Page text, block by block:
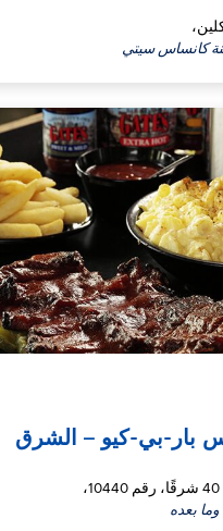
كانساس سيتي
بار-بي-كيو – الشرق
بعده